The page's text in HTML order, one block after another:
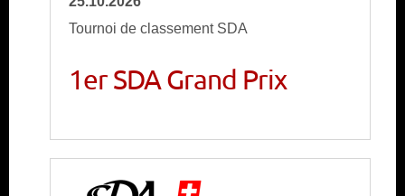
Tournoi de classement SDA
1er SDA Grand Prix